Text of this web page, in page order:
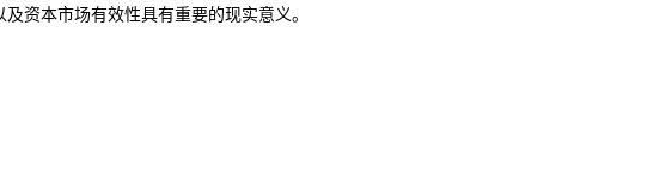
资本市场有效性具有重要的现实意义。